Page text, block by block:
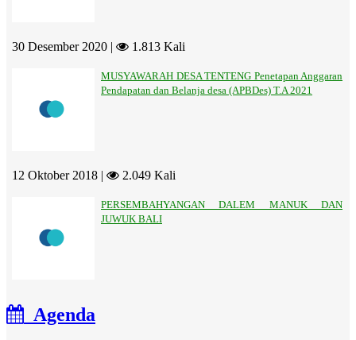
30 Desember 2020 | 1.813 Kali
MUSYAWARAH DESA TENTENG Penetapan Anggaran
Pendapatan dan Belanja desa (APBDes) T.A 2021
12 Oktober 2018 | 2.049 Kali
PERSEMBAHYANGAN DALEM MANUK DAN
JUWUK BALI
Agenda